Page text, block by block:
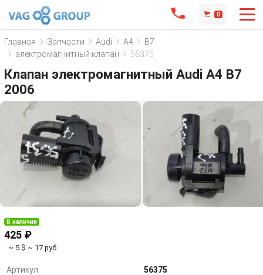
0
Главная Запчасти Audi A4
B7
электромагнитный клапан
56375
Клапан электромагнитный Audi A4 B7
2006
В наличии
425 ₽
~ 5 $ ~ 17 руб.
Артикул
56375